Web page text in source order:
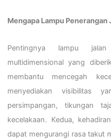
Mengapa Lampu Penerangan
Pentingnya lampu
multidimensional yang
membantu mencegah
menyediakan visibilitas
persimpangan, tikungan
kecelakaan. Kedua,
dapat mengurangi rasa takut